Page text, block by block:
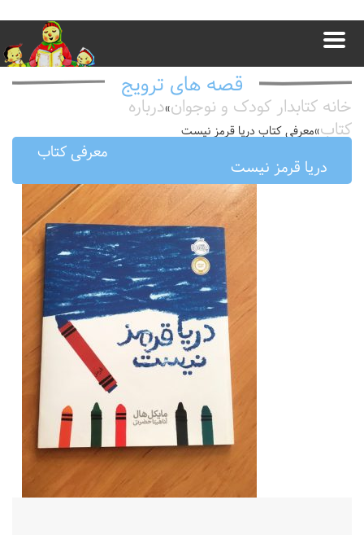
قصه های ترویج
خانه کتابدار کودک و نوجوان»درباره
کتاب»معرفى كتاب دريا قرمز نيست
معرفى كتاب
دريا قرمز نيست